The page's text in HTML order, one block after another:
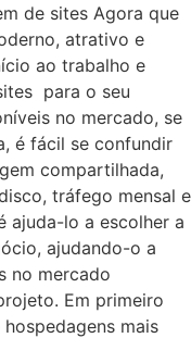
de sites Agora que
atrativo e
ao trabalho e
para o seu
no mercado, se
é fácil se confundir
compartilhada,
tráfego mensal e
ajuda-lo a escolher a
ajudando-o a
no mercado
Em primeiro
mais